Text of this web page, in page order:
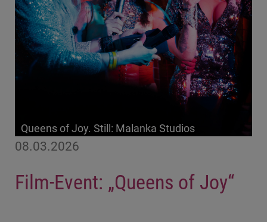
08.03.2026
Film-Event: „Queens of Joy“
Queens of Joy. Still: Malanka Studios